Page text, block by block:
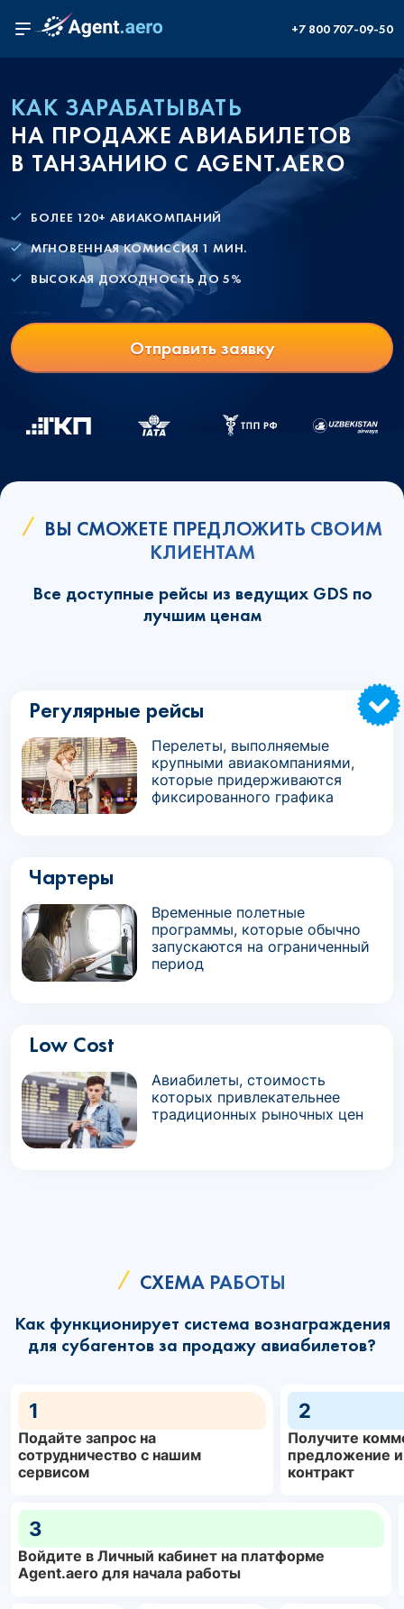
+7 800 707-09-50
КАК ЗАРАБАТЫВАТЬ
НА ПРОДАЖЕ АВИАБИЛЕТОВ
В ТАНЗАНИЮ С AGENT.AERO
БОЛЕЕ 120+ АВИАКОМПАНИЙ
МГНОВЕННАЯ КОМИССИЯ 1 МИН.
ВЫСОКАЯ ДОХОДНОСТЬ ДО 5%
Отправить заявку
ВЫ СМОЖЕТЕ ПРЕДЛОЖИТЬ СВОИМ
КЛИЕНТАМ
Все доступные рейсы из ведущих GDS по
лучшим ценам
Регулярные рейсы
Перелеты, выполняемые
крупными авиакомпаниями,
которые придерживаются
фиксированного графика
Чартеры
Временные полетные
программы, которые обычно
запускаются на ограниченный
период
Low Cost
Авиабилеты, стоимость
которых привлекательнее
традиционных рыночных цен
СХЕМА РАБОТЫ
Как функционирует система вознаграждения
для субагентов за продажу авиабилетов?
1
Подайте запрос на
сотрудничество с нашим
сервисом
2
Получите
предложение
контракт
3
Войдите в Личный кабинет на платформе
Agent.aero для начала работы